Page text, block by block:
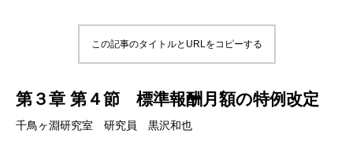
この記事のタイトルとURLをコピーする
第３章 第４節 標準報酬月額の特例改定
千鳥ヶ淵研究室 研究員 黒沢和也